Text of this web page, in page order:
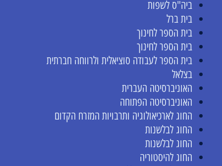
ביה"ס לשפות
בית ברל
בית הספר לחינוך
בית הספר לחינוך
בית הספר לעבודה סוציאלית ולרווחה חברתית
בצלאל
האוניברסיטה העברית
האוניברסיטה הפתוחה
החוג לארכיאולוגיה ותרבויות המזרח הקדום
החוג לבלשנות
החוג לבלשנות
החוג להיסטוריה